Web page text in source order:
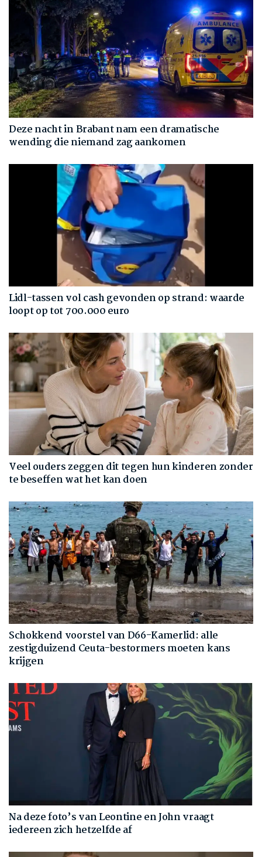
Deze nacht in Brabant nam een dramatische
wending die niemand zag aankomen
Lidl-tassen vol cash gevonden op strand: waarde
loopt op tot 700.000 euro
Veel ouders zeggen dit tegen hun kinderen zonder
te beseffen wat het kan doen
Schokkend voorstel van D66-Kamerlid: alle
zestigduizend Ceuta-bestormers moeten kans
krijgen
Na deze foto’s van Leontine en John vraagt
iedereen zich hetzelfde af